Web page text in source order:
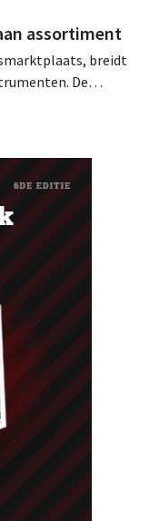
assortiment
breidt
De